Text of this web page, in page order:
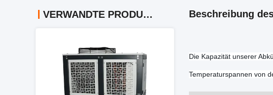
VERWANDTE PRODUKTE Beschreibung
Die Kapazität unserer
Temperaturspannen von